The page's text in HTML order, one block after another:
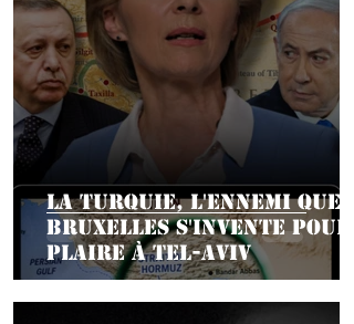
La Turquie, l'ennemi que
Bruxelles s'invente pour
plaire à Tel-Aviv